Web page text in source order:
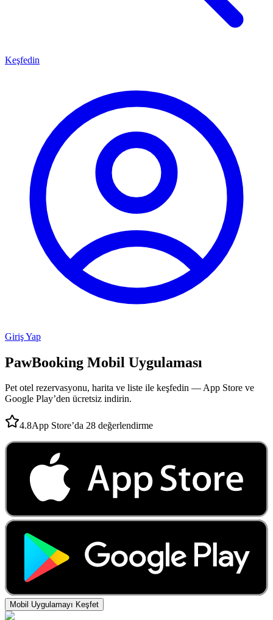
Keşfedin
Giriş Yap
PawBooking Mobil Uygulaması
Pet otel rezervasyonu, harita ve liste ile keşfedin — App Store ve
Google Play’den ücretsiz indirin.
4.8App Store’da 28 değerlendirme
Mobil Uygulamayı Keşfet